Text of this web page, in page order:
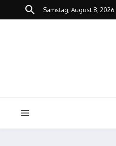
Zum Inhalt springen
Samstag, August 8, 2026